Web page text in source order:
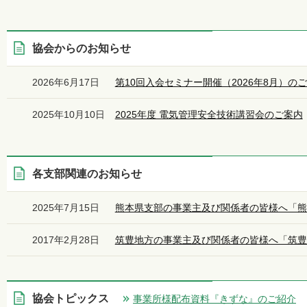
協会からのお知らせ
2026年6月17日 第10回入会セミナー開催（2026年8月）の
2025年10月10日 2025年度 電気管理安全技術講習会のご案内
各支部関連のお知らせ
2025年7月15日 熊本県支部の事業主及び関係者の皆様へ「
2017年2月28日 筑豊地方の事業主及び関係者の皆様へ「筑
協会トピックス 事業所様配布資料『きずな』のご紹介